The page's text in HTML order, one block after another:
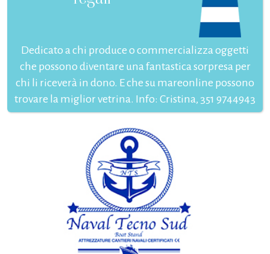
Dedicato a chi produce o commercializza oggetti
che possono diventare una fantastica sorpresa per
chi li riceverà in dono. E che su mareonline possono
trovare la miglior vetrina. Info: Cristina, 351 9744943